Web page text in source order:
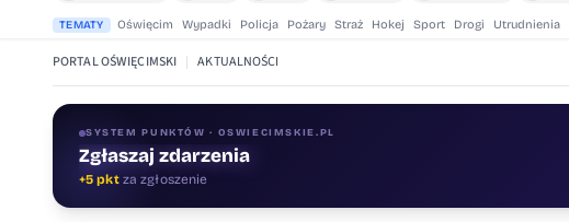
TEMATY Oświęcim Wypadki Policja Pożary Straż Hokej Sport Drogi Utrudnienia
PORTAL OŚWIĘCIMSKI | AKTUALNOŚCI
SYSTEM PUNKTÓW · OSWIECIMSKIE.PL
Zgłaszaj zdarzenia
+5 pkt za zgłoszenie
Oceniaj treści
+1 pktza ocenę